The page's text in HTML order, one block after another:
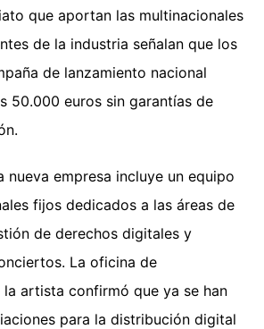
que aportan las multinacionales
de la industria señalan que los
de lanzamiento nacional
50.000 euros sin garantías de
nueva empresa incluye un equipo
fijos dedicados a las áreas de
de derechos digitales y
La oficina de
artista confirmó que ya se han
para la distribución digital